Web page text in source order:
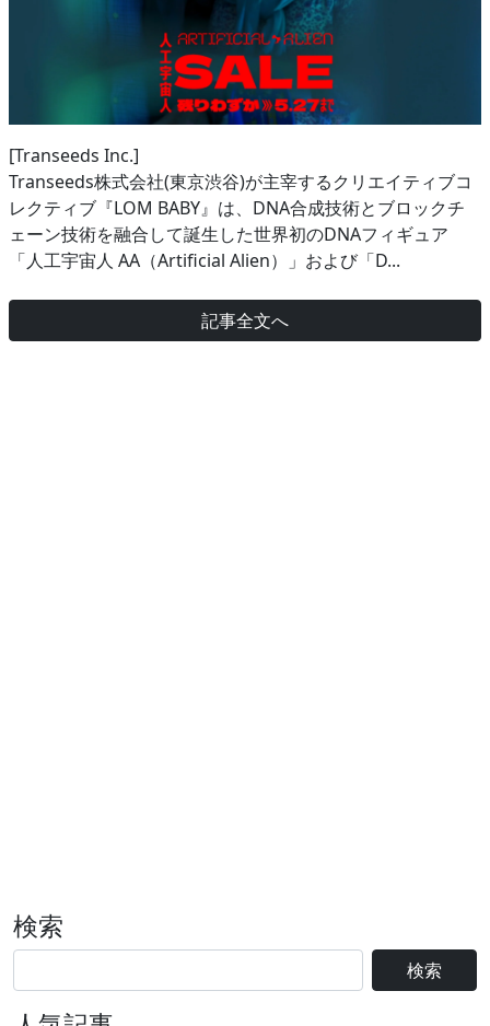
[Transeeds Inc.]
Transeeds株式会社(東京渋谷)が主宰するクリエイティブコ
レクティブ『LOM BABY』は、DNA合成技術とブロックチ
ェーン技術を融合して誕生した世界初のDNAフィギュア
「人工宇宙人 AA（Artificial Alien）」および「D...
記事全文へ
検索
検索